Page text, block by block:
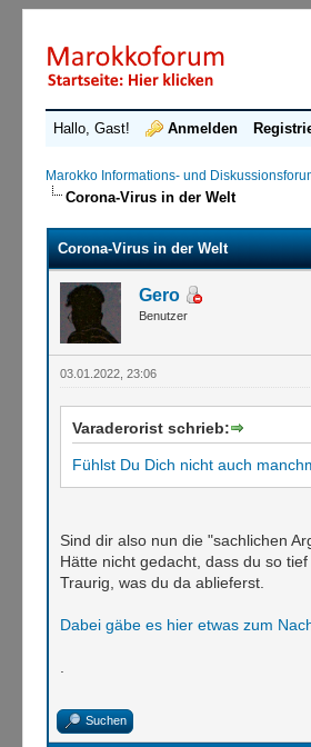
Hallo, Gast! Anmelden
Marokko Informations- und
Corona-Virus in der Welt
Corona-Virus in der Welt
Gero
Benutzer
03.01.2022, 23:06
Varaderorist schrieb:
Fühlst Du Dich nicht auch
Sind dir also nun die "sachlichen
Hätte nicht gedacht, dass du so tief
Traurig, was du da ablieferst.
Dabei gäbe es hier etwas zum
Suchen